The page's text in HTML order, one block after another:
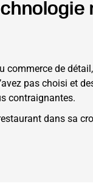
commerce de
pas choisi et
contraignantes.
dans sa